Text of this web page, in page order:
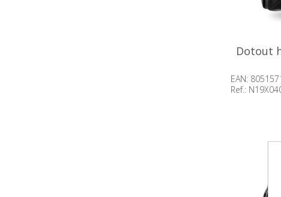
Dotout
EAN:
Ref.: